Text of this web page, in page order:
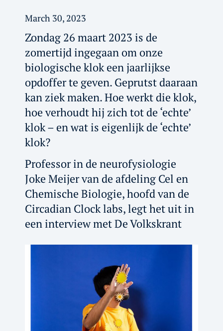
March 30, 2023
Zondag 26 maart 2023 is de
zomertijd ingegaan om onze
biologische klok een jaarlijkse
opdoffer te geven. Geprutst daaraan
kan ziek maken. Hoe werkt die klok,
hoe verhoudt hij zich tot de ‘echte’
klok – en wat is eigenlijk de ‘echte’
klok?
Professor in de neurofysiologie
Joke Meijer van de afdeling Cel en
Chemische Biologie, hoofd van de
Circadian Clock labs, legt het uit in
een interview met De Volkskrant